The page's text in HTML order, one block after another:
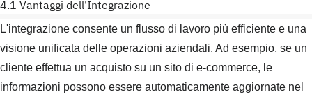
4.1 Vantaggi dell'Integrazione
L'integrazione consente un flusso di lavoro più efficiente e una
visione unificata delle operazioni aziendali. Ad esempio, se un
cliente effettua un acquisto su un sito di e-commerce, le
informazioni possono essere automaticamente aggiornate nel